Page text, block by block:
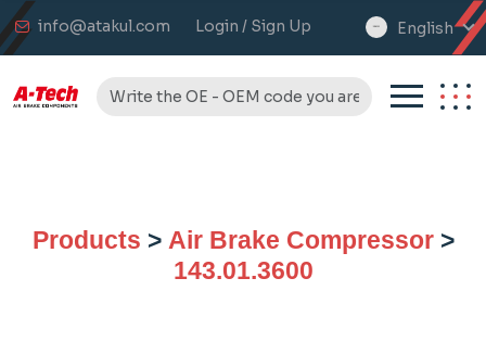
info@atakul.com Login / Sign Up
select
English
Products > Air Brake Compressor>
143.01.3600